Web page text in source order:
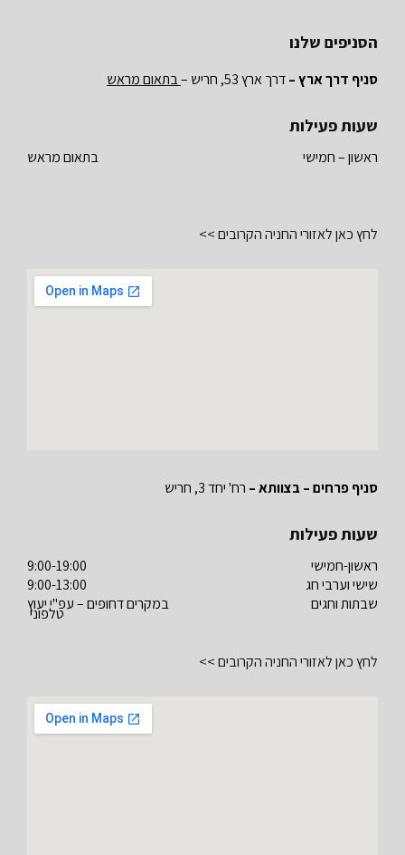
הסניפים שלנו
סניף דרך ארץ –דרך ארץ 53, חריש – בתאום מראש
שעות פעילות
ראשון – חמישי בתאום מראש
לחץ כאן לאזורי החניה הקרובים >>
סניף פרחים – בצוותא – רח' יחד 3, חריש
שעות פעילות
ראשון-חמישי
שישי וערבי חג
שבתות וחגים
9:00-19:00
9:00-13:00
במקרים דחופים – עפ"י יעוץ
טלפוני
לחץ כאן לאזורי החניה הקרובים >>